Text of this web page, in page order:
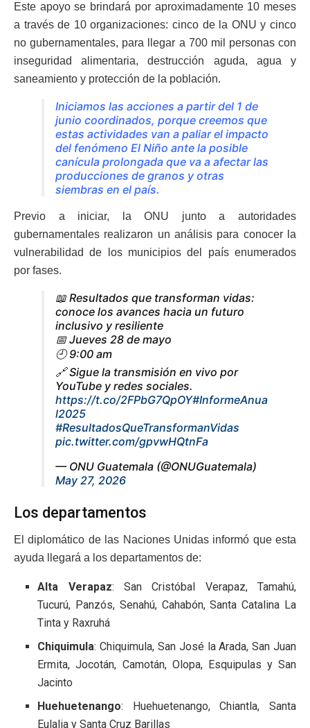
Este apoyo se brindará por aproximadamente 10 meses
a través de 10 organizaciones: cinco de la ONU y cinco
no gubernamentales, para llegar a 700 mil personas con
inseguridad alimentaria, destrucción aguda, agua y
saneamiento y protección de la población.
Iniciamos las acciones a partir del 1 de
junio coordinados, porque creemos que
estas actividades van a paliar el impacto
del fenómeno El Niño ante la posible
canícula prolongada que va a afectar las
producciones de granos y otras
siembras en el país.
Previo a iniciar, la ONU junto a autoridades
gubernamentales realizaron un análisis para conocer la
vulnerabilidad de los municipios del país enumerados
por fases.
📖 Resultados que transforman vidas:
conoce los avances hacia un futuro
inclusivo y resiliente
📅 Jueves 28 de mayo
🕘 9:00 am
🔗 Sigue la transmisión en vivo por
YouTube y redes sociales.
https://t.co/2FPbG7QpOY#InformeAnua
l2025
#ResultadosQueTransformanVidas
pic.twitter.com/gpvwHQtnFa
— ONU Guatemala (@ONUGuatemala)
May 27, 2026
Los departamentos
El diplomático de las Naciones Unidas informó que esta
ayuda llegará a los departamentos de:
Alta Verapaz: San Cristóbal Verapaz, Tamahú,
Tucurú, Panzós, Senahú, Cahabón, Santa Catalina La
Tinta y Raxruhá
Chiquimula: Chiquimula, San José la Arada, San Juan
Ermita, Jocotán, Camotán, Olopa, Esquipulas y San
Jacinto
Huehuetenango: Huehuetenango, Chiantla, Santa
Eulalia y Santa Cruz Barillas